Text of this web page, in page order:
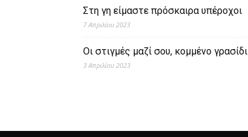
Στη γη είμαστε πρόσκαιρα υπέροχοι
7 Απριλίου 2023
Οι στιγμές μαζί σου, κομμένο γρασίδι
3 Απριλίου 2023